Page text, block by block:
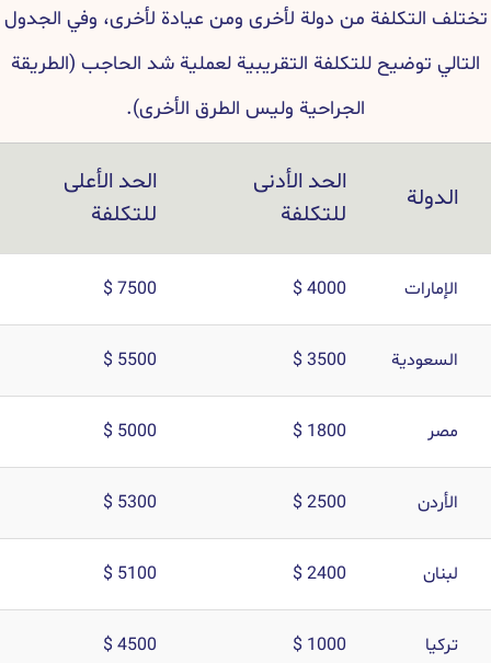
تختلف التكلفة من دولة لأخرى ومن عيادة لأخرى، وفي الجدول
التالي توضيح للتكلفة التقريبية لعملية شد الحاجب (الطريقة
الجراحية وليس الطرق الأخرى).
الدولة
الحد الأدنى
للتكلفة
الحد الأعلى
للتكلفة
الإمارات 4000 $
7500 $
السعودية 3500 $
5500 $
مصر 1800 $
5000 $
الأردن 2500 $
5300 $
لبنان 2400 $
5100 $
تركيا 1000 $
4500 $